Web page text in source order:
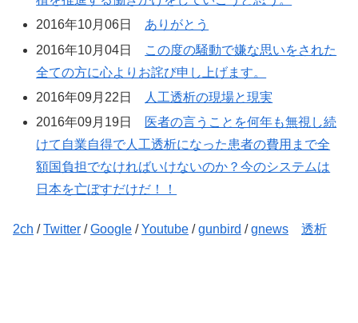
2016年10月06日 ありがとう
2016年10月04日
この度の騒動で嫌な思いをされた
全ての方に心よりお詫び申し上げます。
2016年09月22日
人工透析の現場と現実
2016年09月19日
医者の言うことを何年も無視し続
けて自業自得で人工透析になった患者の費用まで全
額国負担でなければいけないのか？今のシステムは
日本を亡ぼすだけだ！！
2ch /Twitter /Google /Youtube /gunbird /gnews 透析